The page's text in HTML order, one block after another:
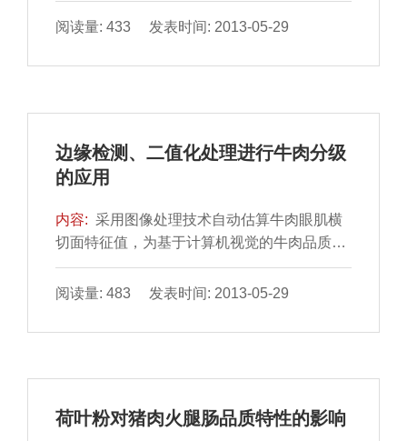
应面优化试验，研究不同酶解条件对大豆组织
阅读量: 433 发表时间: 2013-05-29
边缘检测、二值化处理进行牛肉分级
的应用
内容: 采用图像处理技术自动估算牛肉眼肌横
切面特征值，为基于计算机视觉的牛肉品质自
动分级检测奠定基础。以牛胴体6～7肋横断面
图像为试验材料，采用边缘检测、二值化处理
眼肌的眼肌面积、脂肪、肌肉总面积比、脂肪
个特征参数进行特征提取和检测。结果表明：
和脂肪色度值越高、大理石纹密度分布均匀
阅读量: 483 发表时间: 2013-05-29
荷叶粉对猪肉火腿肠品质特性的影响